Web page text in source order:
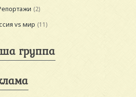
(2)
vs мир (11)
группа